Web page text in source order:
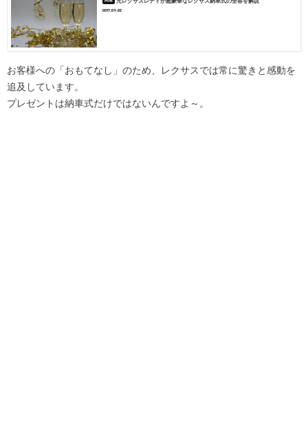
2017.09.22
お客様への「おもてなし」のため、レクサスでは常に驚きと感動を
追及しています。
プレゼントは納車式だけではないんですよ～。